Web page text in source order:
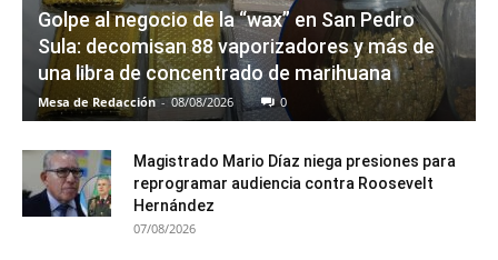
Golpe al negocio de la “wax” en San Pedro
Sula: decomisan 88 vaporizadores y más de
una libra de concentrado de marihuana
Mesa de Redacción - 08/08/2026 0
Magistrado Mario Díaz niega presiones para
reprogramar audiencia contra Roosevelt
Hernández
07/08/2026